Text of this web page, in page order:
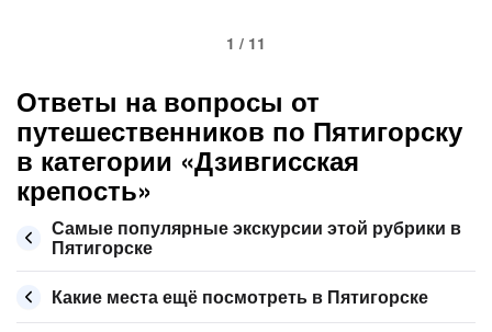
1 / 11
Ответы на вопросы от
путешественников по Пятигорску
в категории «Дзивгисская
крепость»
Самые популярные экскурсии этой рубрики в
Пятигорске
Какие места ещё посмотреть в Пятигорске